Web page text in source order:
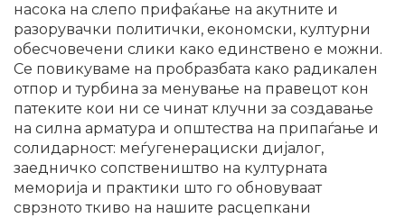
насока на слепо прифаќање на акутните и
разорувачки политички, економски, културни
обесчовечени слики како единствено е можни.
Се повикуваме на пробразбата како радикален
отпор и турбина за менување на правецот кон
патеките кои ни се чинат клучни за создавање
на силна арматура и општества на припаѓање и
солидарност: меѓугенерациски дијалог,
заедничко сопствеништво на културната
меморија и практики што го обновуваат
сврзното ткиво на нашите расцепкани